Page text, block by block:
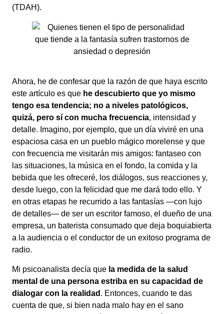
(TDAH).
Ahora, he de confesar que la razón de que haya escrito
este artículo es que he descubierto que yo mismo
tengo esa tendencia; no a niveles patológicos,
quizá, pero sí con mucha frecuencia, intensidad y
detalle. Imagino, por ejemplo, que un día viviré en una
espaciosa casa en un pueblo mágico morelense y que
con frecuencia me visitarán mis amigos: fantaseo con
las situaciones, la música en el fondo, la comida y la
bebida que les ofreceré, los diálogos, sus reacciones y,
desde luego, con la felicidad que me dará todo ello. Y
en otras etapas he recurrido a las fantasías —con lujo
de detalles— de ser un escritor famoso, el dueño de una
empresa, un baterista consumado que deja boquiabierta
a la audiencia o el conductor de un exitoso programa de
radio.
Mi psicoanalista decía que la medida de la salud
mental de una persona estriba en su capacidad de
dialogar con la realidad . Entonces, cuando te das
cuenta de que, si bien nada malo hay en el sano